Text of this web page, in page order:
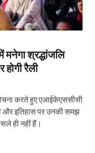
श्रद्धांजलि
रैली
करते हुए एआईकेएससीसी
इतिहास पर उनकी समझ
ही नहीं हैं।